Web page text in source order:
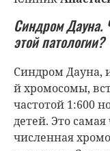
Синдром Дауна.
этой патологии?
Синдром Дауна,
й хромосомы,
частотой 1:600
детей. Это самая
численная